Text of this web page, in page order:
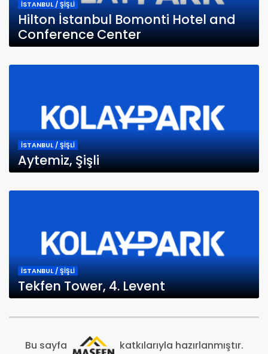
İSTANBUL / ŞİŞLİ
Hilton İstanbul Bomonti Hotel and
Conference Center
İSTANBUL / ŞİŞLİ
Aytemiz, Şişli
İSTANBUL / ŞİŞLİ
Tekfen Tower, 4. Levent
Bu sayfa katkılarıyla hazırlanmıştır.